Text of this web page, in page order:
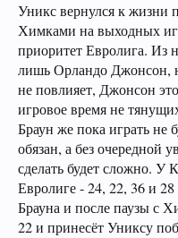
Уникс вернулся к жизни
Химками на выходных
приоритет Евролига. Из
лишь Орландо Джонсон,
не повлияет, Джонсон
игровое время не
Браун же пока играть не
обязан, а без очередной
сделать будет сложно. У
Евролиге - 24, 22, 36 и
Брауна и после паузы с
22 и принесёт Униксу